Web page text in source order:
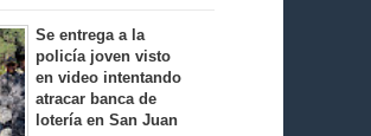
Se entrega a la
policía joven visto
en video intentando
atracar banca de
lotería en San Juan